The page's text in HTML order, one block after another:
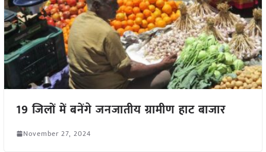
19 जिलों में बनेंगे जनजातीय ग्रामीण हाट बाजार
November 27, 2024